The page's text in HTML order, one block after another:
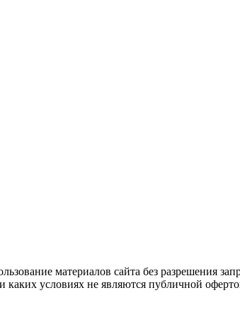
материалов сайта без разрешения
условиях не являются публичной